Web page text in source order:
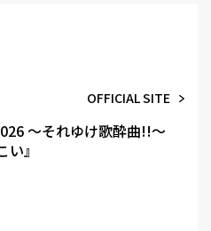
OFFICIAL SITE
〜それゆけ歌酔曲!!〜
』